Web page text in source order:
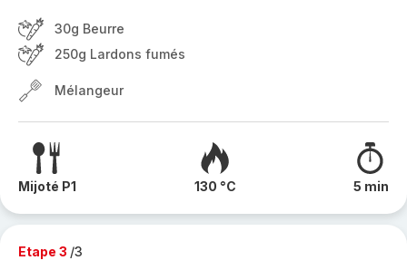
30g Beurre
250g Lardons fumés
Mélangeur
Mijoté P1 130 °C 5 min
Etape 3 /3